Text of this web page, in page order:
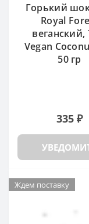
Горький
Royal
веганский,
Vegan
50 гр
335 ₽
Ждем поставку